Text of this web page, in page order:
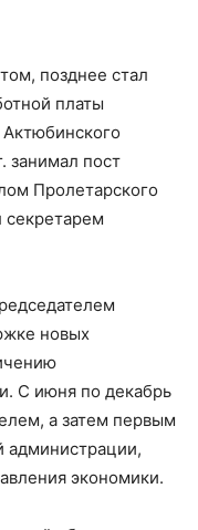
позднее стал
платы
занимал пост
Пролетарского
новых
С июня по декабрь
а затем первым
администрации,
экономики.